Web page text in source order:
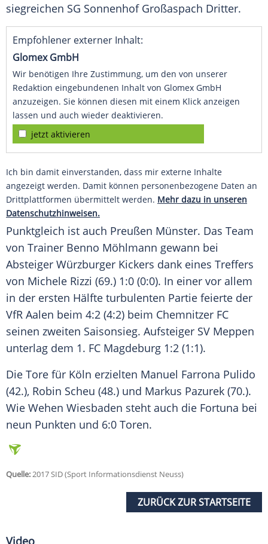
siegreichen SG Sonnenhof Großaspach Dritter.
Empfohlener externer Inhalt:
Glomex GmbH
Wir benötigen Ihre Zustimmung, um den von unserer
Redaktion eingebundenen Inhalt von Glomex GmbH
anzuzeigen. Sie können diesen mit einem Klick anzeigen
lassen und auch wieder deaktivieren.
jetzt aktivieren
Ich bin damit einverstanden, dass mir externe Inhalte
angezeigt werden. Damit können personenbezogene Daten an
Drittplattformen übermittelt werden. Mehr dazu in unseren
Datenschutzhinweisen.
Punktgleich ist auch Preußen Münster. Das Team
von Trainer Benno Möhlmann gewann bei
Absteiger Würzburger Kickers dank eines Treffers
von Michele Rizzi (69.) 1:0 (0:0). In einer vor allem
in der ersten Hälfte turbulenten Partie feierte der
VfR Aalen beim 4:2 (4:2) beim Chemnitzer FC
seinen zweiten Saisonsieg. Aufsteiger SV Meppen
unterlag dem 1. FC Magdeburg 1:2 (1:1).
Die Tore für Köln erzielten Manuel Farrona Pulido
(42.), Robin Scheu (48.) und Markus Pazurek (70.).
Wie Wehen Wiesbaden steht auch die Fortuna bei
neun Punkten und 6:0 Toren.
Quelle:2017 SID (Sport Informationsdienst Neuss)
ZURÜCK ZUR STARTSEITE